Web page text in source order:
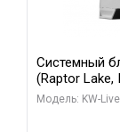
Системный
(Raptor
Gigabyte
Модель: KW-